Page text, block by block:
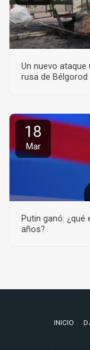
Un nuevo
rusa de Bélgorod
18
Mar
Putin ganó:
años?
INICIO